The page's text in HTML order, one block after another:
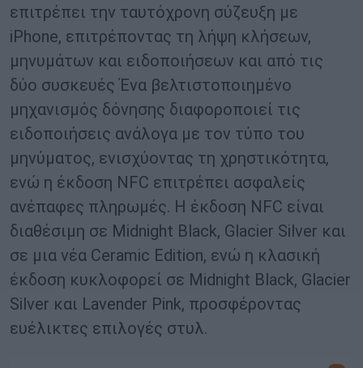
επιτρέπει την ταυτόχρονη σύζευξη με
iPhone, επιτρέποντας τη λήψη κλήσεων,
μηνυμάτων και ειδοποιήσεων και από τις
δύο συσκευές Ένα βελτιστοποιημένο
μηχανισμός δόνησης διαφοροποιεί τις
ειδοποιήσεις ανάλογα με τον τύπο του
μηνύματος, ενισχύοντας τη χρηστικότητα,
ενώ η έκδοση NFC επιτρέπει ασφαλείς
ανέπαφες πληρωμές. Η έκδοση NFC είναι
διαθέσιμη σε Midnight Black, Glacier Silver και
σε μια νέα Ceramic Edition, ενώ η κλασική
έκδοση κυκλοφορεί σε Midnight Black, Glacier
Silver και Lavender Pink, προσφέροντας
ευέλικτες επιλογές στυλ.